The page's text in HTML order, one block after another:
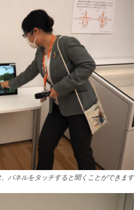
、パネルをタッチすると聞くことができます